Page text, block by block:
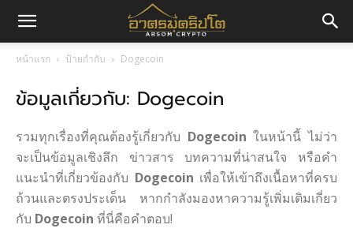
มค
หน้าแรก ป้ายกำกับ Dogecoin
ข้อมูลเกี่ยวกับ: Dogecoin
รวมทุกเรื่องที่คุณต้องรู้เกี่ยวกับ Dogecoin ในหน้านี้ ไม่ว่า
จะเป็นข้อมูลเชิงลึก ข่าวสาร บทความที่น่าสนใจ หรือคำ
แนะนำที่เกี่ยวข้องกับ Dogecoin เพื่อให้เข้าถึงเนื้อหาที่ครบ
ถ้วนและตรงประเด็น หากกำลังมองหาความรู้เพิ่มเติมเกี่ยว
กับ Dogecoin ที่นี่คือคำตอบ!